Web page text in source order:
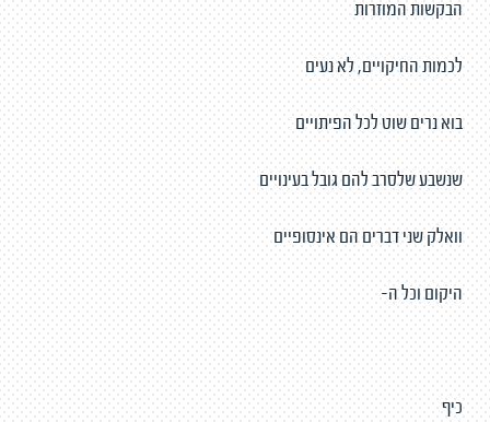
הבקשות המוזרות
לכמות החיקויים, לא נעים
בוא נרים שוט לכל הפיתויים
שנשבע שלסרב להם גובל בעינויים
וואלק שני דברים הם אינסופיים
היקום וכל ה-
כיף